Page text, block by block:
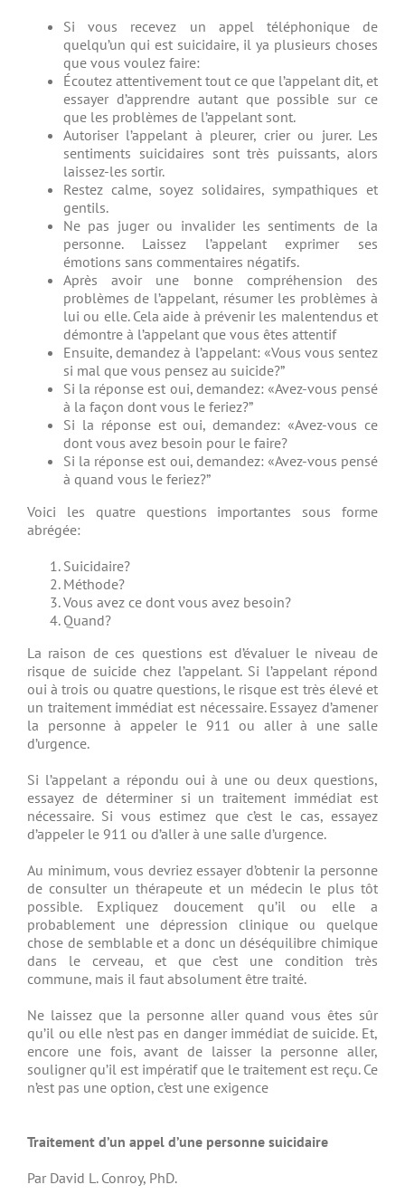
Si vous recevez un appel téléphonique de
quelqu’un qui est suicidaire, il ya plusieurs choses
que vous voulez faire:
Écoutez attentivement tout ce que l’appelant dit, et
essayer d’apprendre autant que possible sur ce
que les problèmes de l’appelant sont.
Autoriser l’appelant à pleurer, crier ou jurer. Les
sentiments suicidaires sont très puissants, alors
laissez-les sortir.
Restez calme, soyez solidaires, sympathiques et
gentils.
Ne pas juger ou invalider les sentiments de la
personne. Laissez l’appelant exprimer ses
émotions sans commentaires négatifs.
Après avoir une bonne compréhension des
problèmes de l’appelant, résumer les problèmes à
lui ou elle. Cela aide à prévenir les malentendus et
démontre à l’appelant que vous êtes attentif
Ensuite, demandez à l’appelant: «Vous vous sentez
si mal que vous pensez au suicide?”
Si la réponse est oui, demandez: «Avez-vous pensé
à la façon dont vous le feriez?”
Si la réponse est oui, demandez: «Avez-vous ce
dont vous avez besoin pour le faire?
Si la réponse est oui, demandez: «Avez-vous pensé
à quand vous le feriez?”
Voici les quatre questions importantes sous forme
abrégée:
Suicidaire?
Méthode?
Vous avez ce dont vous avez besoin?
Quand?
La raison de ces questions est d’évaluer le niveau de
risque de suicide chez l’appelant. Si l’appelant répond
oui à trois ou quatre questions, le risque est très élevé et
un traitement immédiat est nécessaire. Essayez d’amener
la personne à appeler le 911 ou aller à une salle
d’urgence.
Si l’appelant a répondu oui à une ou deux questions,
essayez de déterminer si un traitement immédiat est
nécessaire. Si vous estimez que c’est le cas, essayez
d’appeler le 911 ou d’aller à une salle d’urgence.
Au minimum, vous devriez essayer d’obtenir la personne
de consulter un thérapeute et un médecin le plus tôt
possible. Expliquez doucement qu’il ou elle a
probablement une dépression clinique ou quelque
chose de semblable et a donc un déséquilibre chimique
dans le cerveau, et que c’est une condition très
commune, mais il faut absolument être traité.
Ne laissez que la personne aller quand vous êtes sûr
qu’il ou elle n’est pas en danger immédiat de suicide. Et,
encore une fois, avant de laisser la personne aller,
souligner qu’il est impératif que le traitement est reçu. Ce
n’est pas une option, c’est une exigence
Traitement d’un appel d’une personne suicidaire
Par David L. Conroy, PhD.